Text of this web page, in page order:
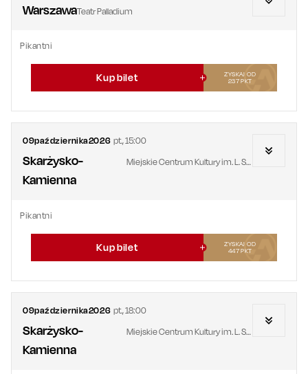
WarszawaTeatr Palladium
Pikantni
Kup bilet
ZYSKAJ OD
237PKT
09października2026 pt.,15:00
Skarżysko-
Kamienna
Miejskie Centrum Kultury im. L. Staffa
Pikantni
Kup bilet
ZYSKAJ OD
447PKT
09października2026 pt.,18:00
Skarżysko-
Kamienna
Miejskie Centrum Kultury im. L. Staffa